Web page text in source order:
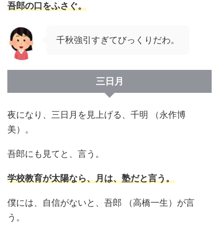
吾郎の口をふさぐ。
千秋強引すぎてびっくりだわ。
三日月
夜になり、三日月を見上げる、千明 （永作博
美）。
吾郎にも見てと、言う。
学校教育が太陽なら、月は、塾だと言う。
僕には、自信がないと、吾郎 （高橋一生）が言
う。